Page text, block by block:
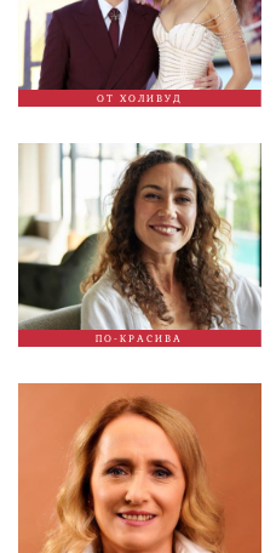
ОТ ХОЛИВУД
ПО-КРАСИВА